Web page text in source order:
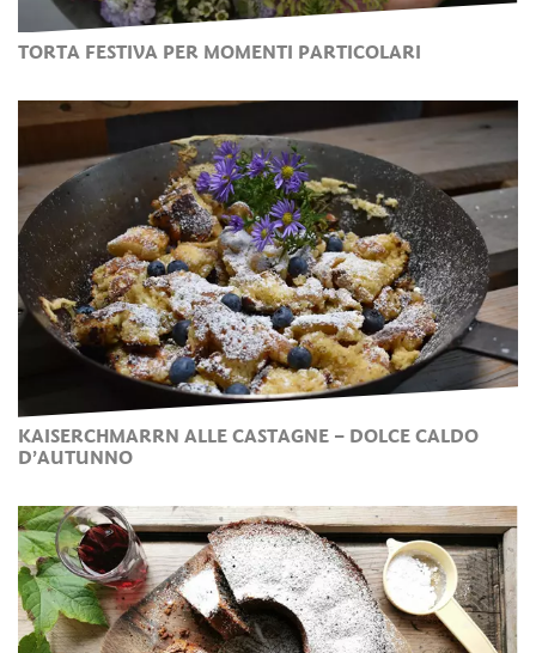
TORTA FESTIVA PER MOMENTI PARTICOLARI
KAISERCHMARRN ALLE CASTAGNE – DOLCE CALDO
D’AUTUNNO